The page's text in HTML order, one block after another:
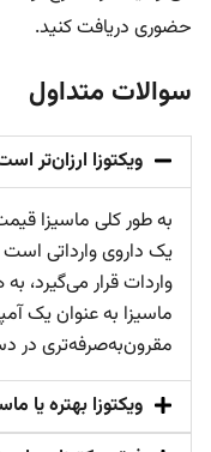
حضوری دریافت کنید.
سوالات متداول
ویکتوزا ارزان‌تر
به طور کلی ماسیزا
یک داروی وارداتی
واردات قرار می‌گیرد،
ماسیزا به عنوان یک
مقرون‌به‌صرفه‌تری
ویکتوزا بهتره یا